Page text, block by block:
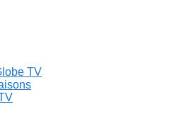
TV